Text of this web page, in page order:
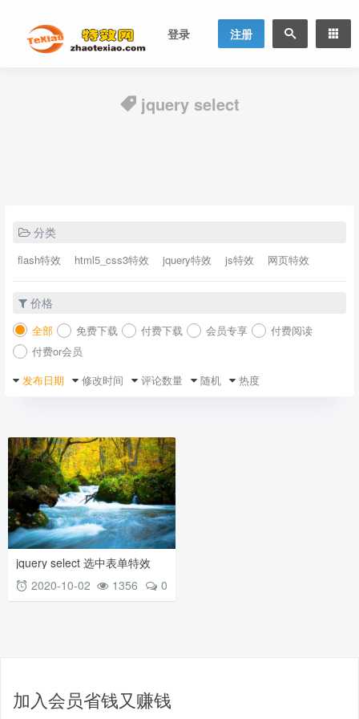
登录 注册
jquery select
分类
flash特效 html5_css3特效 jquery特效 js特效 网页特效
价格
全部 免费下载 付费下载 会员专享
付费阅读
付费or会员
发布日期
修改时间 评论数量 随机 热度
jquery select 选中表单特效
2020-10-02 0
1356
加入会员省钱又赚钱